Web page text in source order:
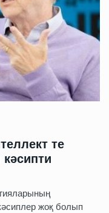
те
жоқ болып